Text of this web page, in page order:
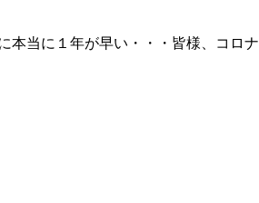
当に１年が早い・・・皆様、コロ